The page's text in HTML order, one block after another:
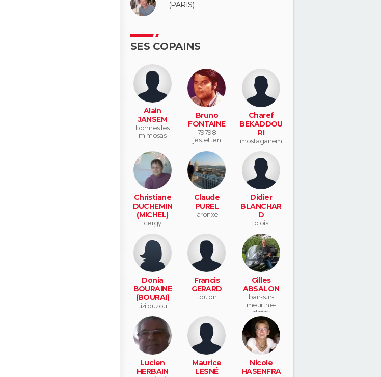
(PARIS)
SES COPAINS
Alain
JANSEM
bormes les
mimosas
Bruno
FONTAINE
79798
jestetten
Charef
BEKADDOU
RI
mostaganem
Christiane
DUCHEMIN
(MICHEL)
cergy
Claude
PUREL
laronxe
Didier
BLANCHAR
D
blois
Donia
BOURAINE
(BOURAI)
tizi ouzou
Francis
GERARD
toulon
Gilles
ABSALON
ban-sur-
meurthe-
clefcy
Lucien
HERBAIN
Maurice
LESNÉ
Nicole
HASENFRA